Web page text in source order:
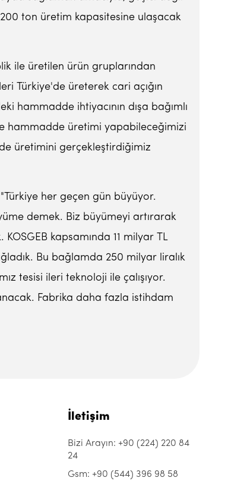
200 ton üretim kapasitesine ulaşacak
ile üretilen ürün gruplarından
Türkiye'de üreterek cari açığın
hammadde ihtiyacının dışa bağımlı
hammadde üretimi yapabileceğimizi
üretimini gerçekleştirdiğimiz
"Türkiye her geçen gün büyüyor.
demek. Biz büyümeyi artırarak
kapsamında 11 milyar TL
Bu bağlamda 250 milyar liralık
tesisi ileri teknoloji ile çalışıyor.
Fabrika daha fazla istihdam
İletişim
Bizi Arayın: +90 (224) 220 84
24
Gsm: +90 (544) 396 98 58